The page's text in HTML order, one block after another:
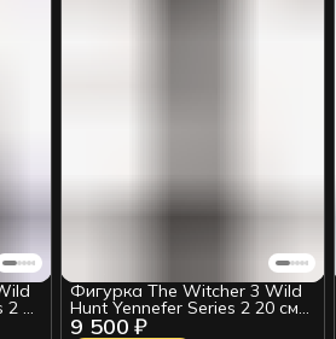
21
9 500 ₽
Фигурка The Witcher 3 Wild
Hunt Yennefer Series 2 20 см
0761568005295